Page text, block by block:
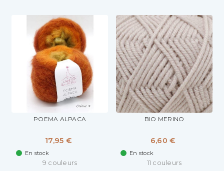
POEMA ALPACA
17,95 €
En stock
9 couleurs
BIO MERINO
6,60 €
En stock
11 couleurs